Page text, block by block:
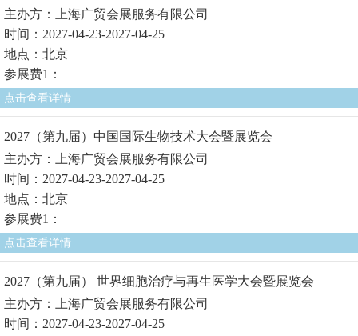
主办方：上海广贸会展服务有限公司
时间：2027-04-23-2027-04-25
地点：北京
参展费1：
点击查看详情
2027（第九届）中国国际生物技术大会暨展览会
主办方：上海广贸会展服务有限公司
时间：2027-04-23-2027-04-25
地点：北京
参展费1：
点击查看详情
2027（第九届） 世界细胞治疗与再生医学大会暨展览会
主办方：上海广贸会展服务有限公司
时间：2027-04-23-2027-04-25